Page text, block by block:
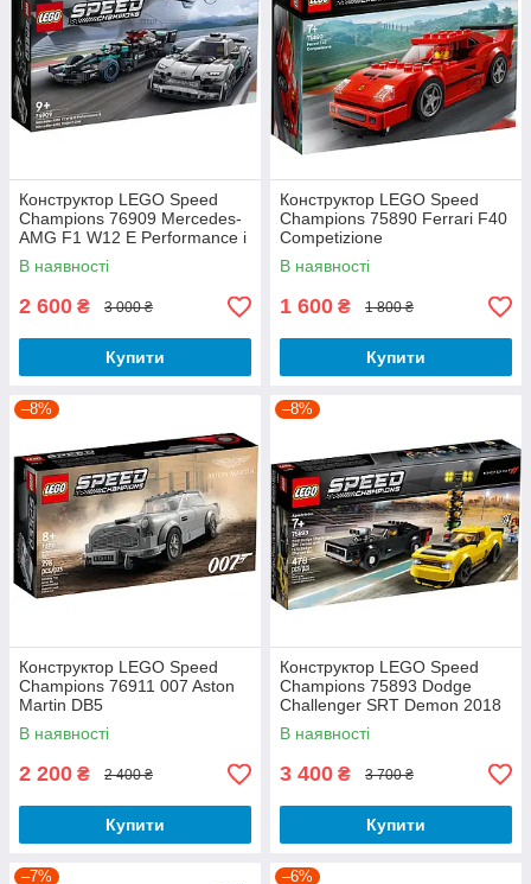
Конструктор LEGO Speed
Champions 76909 Mercedes-
AMG F1 W12 E Performance і
Mercedes-AMG Project One
В наявності
2 600 ₴ 3 000 ₴
Купити
Конструктор LEGO Speed
Champions 75890 Ferrari F40
Competizione
В наявності
1 600 ₴ 1 800 ₴
Купити
–8%
Конструктор LEGO Speed
Champions 76911 007 Aston
Martin DB5
В наявності
2 200 ₴ 2 400 ₴
Купити
–8%
Конструктор LEGO Speed
Champions 75893 Dodge
Challenger SRT Demon 2018
+ Dodge Charger R/T 1970
В наявності
3 400 ₴ 3 700 ₴
Купити
–7% –6%